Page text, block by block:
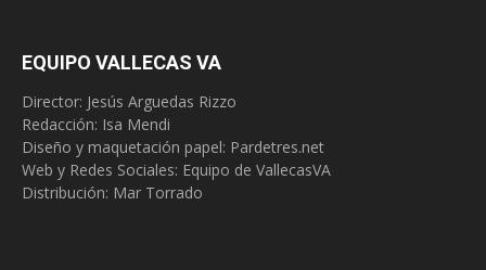
EQUIPO VALLECAS VA
Director: Jesús Arguedas Rizzo
Redacción: Isa Mendi
Diseño y maquetación papel: Pardetres.net
Web y Redes Sociales: Equipo de VallecasVA
Distribución: Mar Torrado